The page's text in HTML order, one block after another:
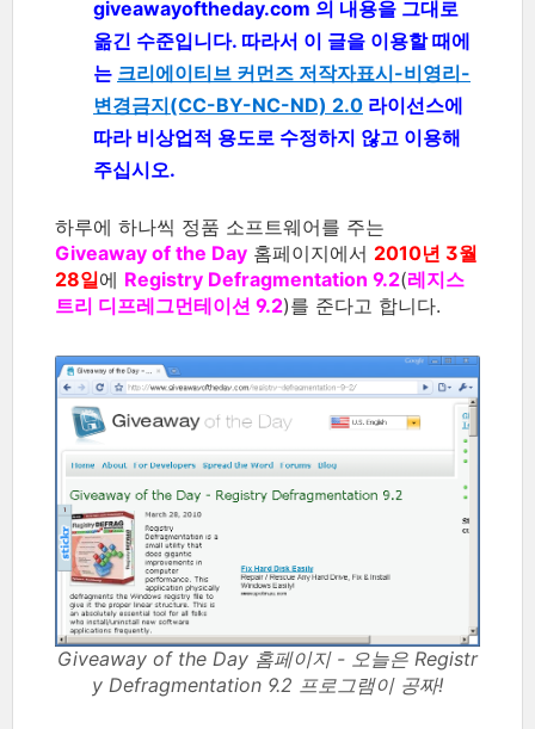
giveawayoftheday.com 의 내용을 그대로
옮긴 수준입니다. 따라서 이 글을 이용할 때에
는 크리에이티브 커먼즈 저작자표시-비영리-
변경금지(CC-BY-NC-ND) 2.0 라이선스에
따라 비상업적 용도로 수정하지 않고 이용해
주십시오.
하루에 하나씩 정품 소프트웨어를 주는
Giveaway of the Day 홈페이지에서 2010년 3월
28일에 Registry Defragmentation 9.2(레지스
트리 디프레그먼테이션 9.2)를 준다고 합니다.
Giveaway of the Day 홈페이지 - 오늘은 Registr
y Defragmentation 9.2 프로그램이 공짜!